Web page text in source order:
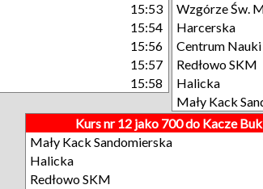
15:53
15:54
15:56
15:57
15:58
Wzgórze Św.
Harcerska
Centrum
Redłowo SKM
Halicka
Mały Kack
Kurs nr 12 jako 700 do Kacze
Mały Kack Sandomierska
Halicka
Redłowo SKM